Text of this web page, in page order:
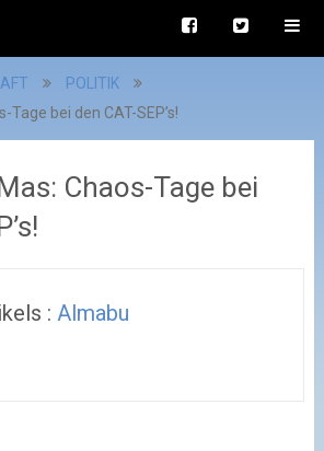
POLITIK
Tage bei den CAT-SEP’s!
Chaos-Tage bei
: Almabu